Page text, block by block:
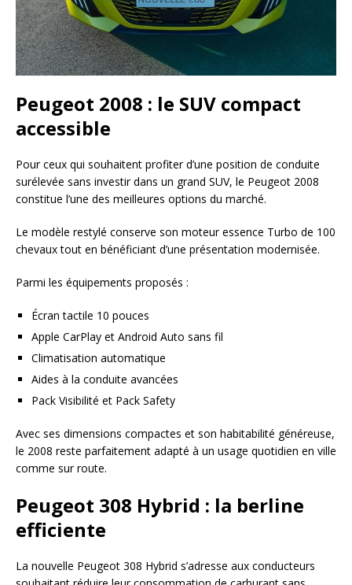
Peugeot 2008 : le SUV compact
accessible
Pour ceux qui souhaitent profiter d’une position de conduite
surélevée sans investir dans un grand SUV, le Peugeot 2008
constitue l’une des meilleures options du marché.
Le modèle restylé conserve son moteur essence Turbo de 100
chevaux tout en bénéficiant d’une présentation modernisée.
Parmi les équipements proposés :
Écran tactile 10 pouces
Apple CarPlay et Android Auto sans fil
Climatisation automatique
Aides à la conduite avancées
Pack Visibilité et Pack Safety
Avec ses dimensions compactes et son habitabilité généreuse,
le 2008 reste parfaitement adapté à un usage quotidien en ville
comme sur route.
Peugeot 308 Hybrid : la berline
efficiente
La nouvelle Peugeot 308 Hybrid s’adresse aux conducteurs